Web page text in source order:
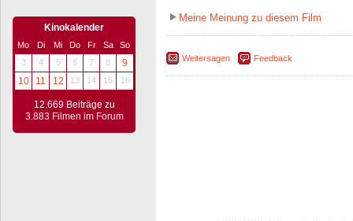
Kinokalender
Mo Di Mi Do Fr Sa
So
3
4 5 6 7 8
9
10
11 12 13 14 15 16
12.669 Beiträge zu
3.883 Filmen im Forum
Meine Meinung zu diesem Film
Weitersagen Feedback